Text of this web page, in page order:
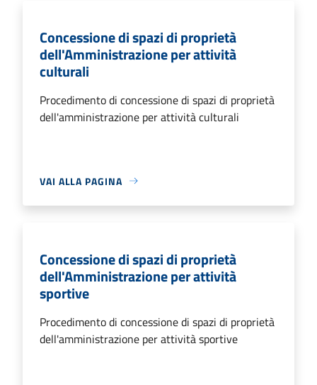
Concessione di spazi di proprietà
dell'Amministrazione per attività
culturali
Procedimento di concessione di spazi di proprietà
dell'amministrazione per attività culturali
VAI ALLA PAGINA
Concessione di spazi di proprietà
dell'Amministrazione per attività
sportive
Procedimento di concessione di spazi di proprietà
dell'amministrazione per attività sportive